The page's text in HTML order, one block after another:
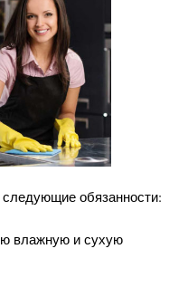
обязанности:
влажную и сухую